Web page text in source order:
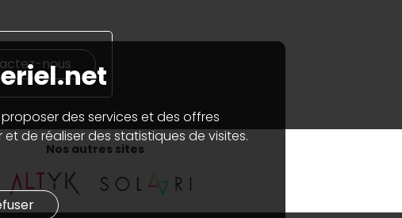
nous
Nos autres sites
des services et des offres
de réaliser des statistiques de visites.